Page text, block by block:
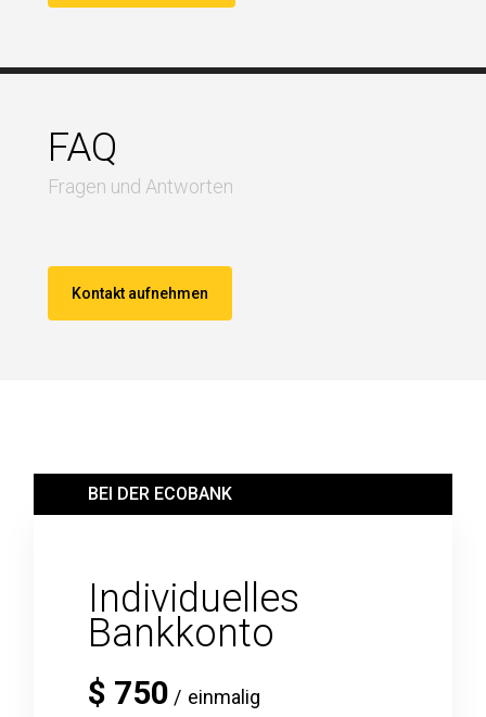
FAQ
Fragen und Antworten
Kontakt aufnehmen
Individuelles
Bankkonto
BEI DER ECOBANK
$ 750 einmalig